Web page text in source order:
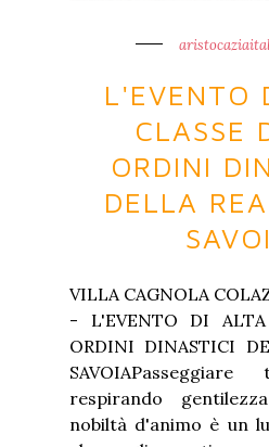
L'EVENTO
CLASSE
ORDINI
DELLA
VILLA CAGNOLA
- L'EVENTO DI ALTA
ORDINI DINASTICI
respirando
nobiltà d'animo è un